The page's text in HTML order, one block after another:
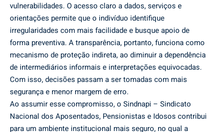
vulnerabilidades. O acesso claro a dados, serviços e
orientações permite que o indivíduo identifique
irregularidades com mais facilidade e busque apoio de
forma preventiva. A transparência, portanto, funciona como
mecanismo de proteção indireta, ao diminuir a dependência
de intermediários informais e interpretações equivocadas.
Com isso, decisões passam a ser tomadas com mais
segurança e menor margem de erro.
Ao assumir esse compromisso, o Sindnapi – Sindicato
Nacional dos Aposentados, Pensionistas e Idosos contribui
para um ambiente institucional mais seguro, no qual a